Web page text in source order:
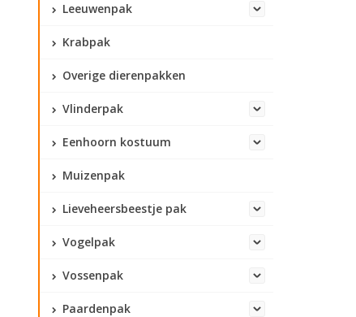
Leeuwenpak
Krabpak
Overige dierenpakken
Vlinderpak
Eenhoorn kostuum
Muizenpak
Lieveheersbeestje pak
Vogelpak
Vossenpak
Paardenpak